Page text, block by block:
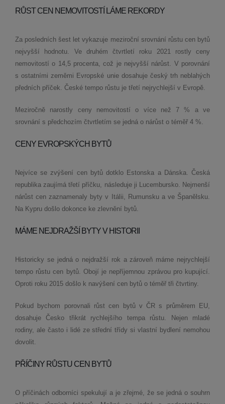
RŮST CEN NEMOVITOSTÍ LÁME REKORDY
Za posledních šest let vykazuje meziroční srovnání růstu cen bytů
nejvyšší hodnotu. Ve druhém čtvrtletí roku 2021 rostly ceny
nemovitostí o 14,5 procenta, což je nejvyšší nárůst. V porovnání
s ostatními zeměmi Evropské unie dosahuje český trh neblahých
předních příček. České tempo růstu je třetí nejrychlejší v Evropě.
Meziročně narostly ceny nemovitostí o více než 7 % a ve
srovnání s předchozím čtvrtletím se jedná o nárůst o téměř 4 %.
CENY EVROPSKÝCH BYTŮ
Nejvíce se zvýšení cen bytů dotklo Estonska a Dánska. Česká
republika zaujímá třetí příčku, následuje ji Lucembursko. Nejmenší
nárůst cen zaznamenaly byty v Itálii, Rumunsku a ve Španělsku.
Na Kypru došlo dokonce ke zlevnění bytů.
MÁME NEJDRAŽŠÍ BYTY V HISTORII
Historicky se jedná o nejdražší rok a zároveň máme nejrychlejší
tempo růstu cen bytů. Obojí je nepříjemnou zprávou pro kupující.
Oproti roku 2015 došlo k navýšení cen bytů o téměř tři čtvrtiny.
Pokud bychom porovnali růst cen bytů v ČR s průměrem EU,
dosahuje Česko třikrát rychlejšího tempa růstu. Nejen mladé
rodiny, ale často i lidé ze střední třídy si vlastní bydlení nemohou
dovolit.
PŘÍČINY RŮSTU CEN BYTŮ
O příčinách odborníci spekulují a je zřejmé, že se jedná o souhrn